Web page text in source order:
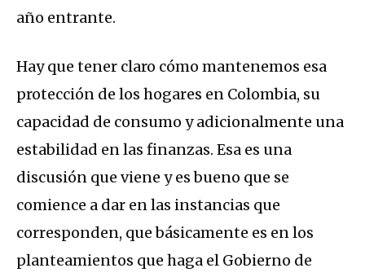
año entrante.
Hay que tener claro cómo mantenemos esa
protección de los hogares en Colombia, su
capacidad de consumo y adicionalmente una
estabilidad en las finanzas. Esa es una
discusión que viene y es bueno que se
comience a dar en las instancias que
corresponden, que básicamente es en los
planteamientos que haga el Gobierno de